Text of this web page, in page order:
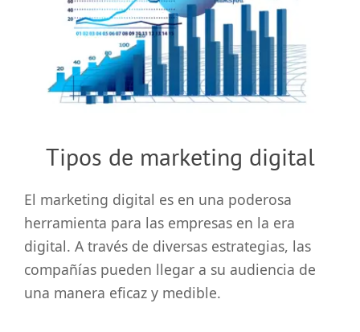
grande
Tipos de marketing digital
El marketing digital es en una poderosa
herramienta para las empresas en la era
digital. A través de diversas estrategias, las
compañías pueden llegar a su audiencia de
una manera eficaz y medible.